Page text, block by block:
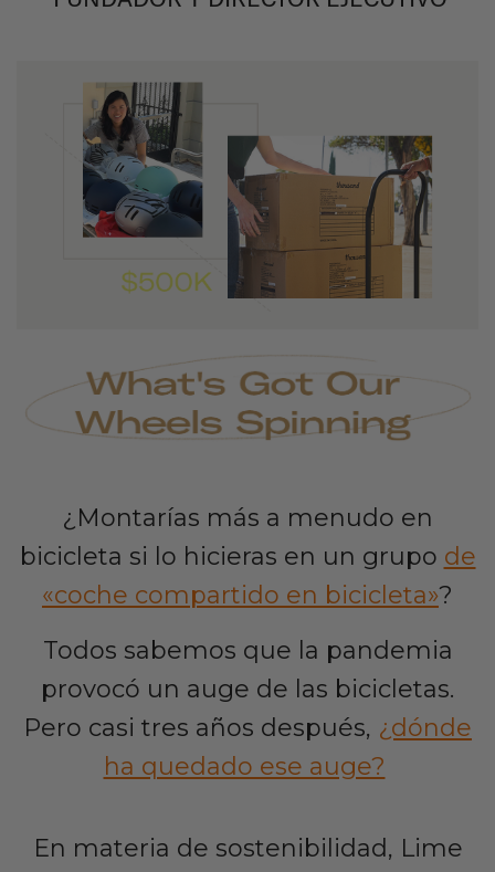
¿Montarías más a menudo en
bicicleta si lo hicieras en un grupo de
«coche compartido en bicicleta»?
Todos sabemos que la pandemia
provocó un auge de las bicicletas.
Pero casi tres años después, ¿dónde
ha quedado ese auge?
En materia de sostenibilidad, Lime